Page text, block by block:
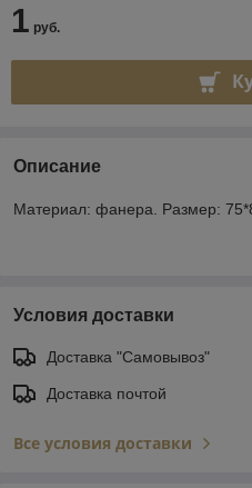
1 руб.
Описание
Материал: фанера. Размер:
Условия доставки
Доставка "Самовывоз"
Доставка почтой
Все условия доставки